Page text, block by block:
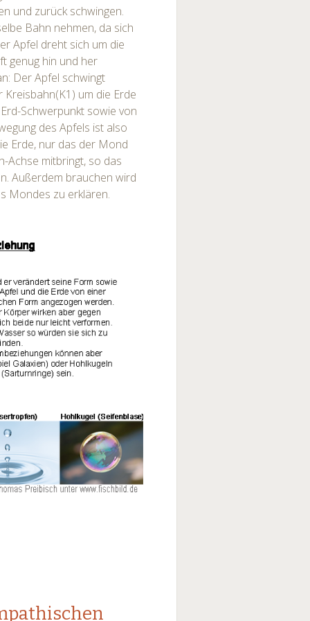
und zurück schwingen.
Bahn nehmen, da sich
Apfel dreht sich um die
genug hin und her
Der Apfel schwingt
um die Erde
Schwerpunkt sowie von
des Apfels ist also
Erde, nur das der Mond
Achse mitbringt, so das
Außerdem brauchen wird
Mondes zu erklären.